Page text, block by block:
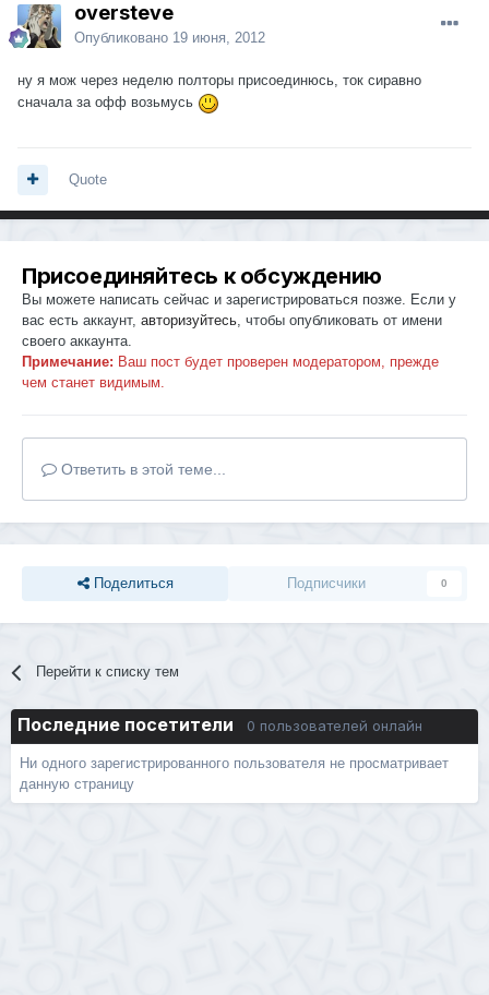
oversteve
Опубликовано 19 июня, 2012
ну я мож через неделю полторы присоединюсь, ток сиравно
сначала за офф возьмусь
Quote
Присоединяйтесь к обсуждению
Вы можете написать сейчас и зарегистрироваться позже. Если у
вас есть аккаунт, авторизуйтесь, чтобы опубликовать от имени
своего аккаунта.
Примечание: Ваш пост будет проверен модератором, прежде
чем станет видимым.
Ответить в этой теме...
Поделиться Подписчики 0
Перейти к списку тем
Последние посетители 0 пользователей онлайн
Ни одного зарегистрированного пользователя не просматривает
данную страницу